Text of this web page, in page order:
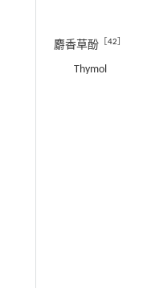
麝香草酚 ［42
Thymol